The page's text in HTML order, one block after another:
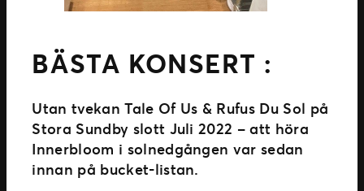
BÄSTA KONSERT :
Utan tvekan Tale Of Us & Rufus Du Sol på
Stora Sundby slott Juli 2022 – att höra
Innerbloom i solnedgången var sedan
innan på bucket-listan.